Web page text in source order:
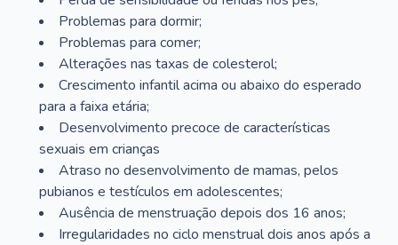
Problemas para dormir;
Problemas para comer;
Alterações nas taxas de colesterol;
Crescimento infantil acima ou abaixo do esperado
para a faixa etária;
Desenvolvimento precoce de características
sexuais em crianças
Atraso no desenvolvimento de mamas, pelos
pubianos e testículos em adolescentes;
Ausência de menstruação depois dos 16 anos;
Irregularidades no ciclo menstrual dois anos após a